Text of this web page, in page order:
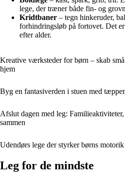
lege, der træner både fin- og
Kridtbaner – tegn hinkeruder,
forhindringsløb på fortovet. Det
efter alder.
Kreative værksteder for børn – skab
hjem
Byg en fantasiverden i stuen med
Afslut dagen med leg:
sammen
Udendørs lege der styrker børns
Leg for de mindste